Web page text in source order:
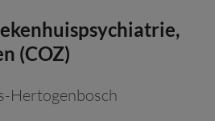
(COZ)
Hertogenbosch